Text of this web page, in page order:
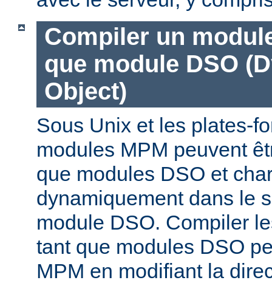
Compiler un
que module DSO
Object)
Sous Unix et les plates-
modules MPM peuvent
que modules DSO et
dynamiquement dans le
module DSO. Compiler
tant que modules DSO
MPM en modifiant la